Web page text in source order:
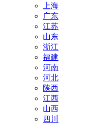
上海
广东
江苏
山东
浙江
福建
河南
河北
陕西
江西
山西
四川